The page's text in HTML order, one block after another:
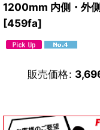
1200mm 内側・外
[459fa]
販売価格: